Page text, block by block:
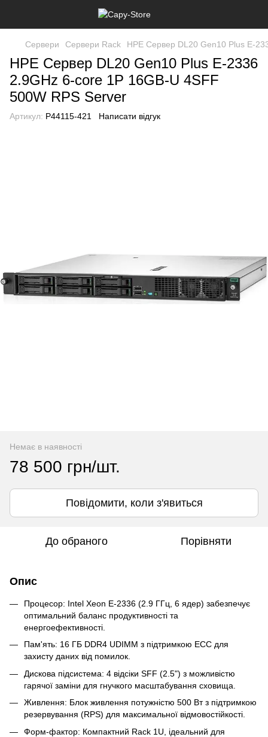
Сервери Сервери Rack HPE Сервер DL20 Gen10 Plus E-
HPE Сервер DL20 Gen10 Plus E-2336
2.9GHz 6-core 1P 16GB-U 4SFF
500W RPS Server
Артикул: P44115-421 Написати відгук
Немає в наявності
78 500 грн/шт.
Повідомити, коли з'явиться
До обраного Порівняти
Опис
Процесор: Intel Xeon E-2336 (2.9 ГГц, 6 ядер) забезпечує
оптимальний баланс продуктивності та
енергоефективності.
Пам'ять: 16 ГБ DDR4 UDIMM з підтримкою ECC для
захисту даних від помилок.
Дискова підсистема: 4 відсіки SFF (2.5") з можливістю
гарячої заміни для гнучкого масштабування сховища.
Живлення: Блок живлення потужністю 500 Вт з підтримкою
резервування (RPS) для максимальної відмовостійкості.
Форм-фактор: Компактний Rack 1U, ідеальний для